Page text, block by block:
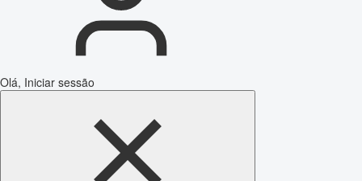
Olá, Iniciar sessão